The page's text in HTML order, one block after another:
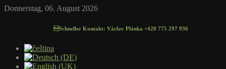
Donnerstag, 06. August 2026
Schneller Kontakt: Václav Plánka +420 775 297 936